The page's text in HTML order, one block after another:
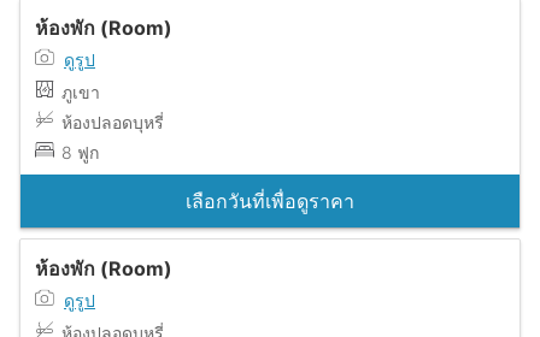
ห้องพัก (Room)
ดูรูป
ภูเขา
ห้องปลอดบุหรี่
8 ฟูก
เลือกวันที่เพื่อดูราคา
ห้องพัก (Room)
ดูรูป
ห้องปลอดบุหรี่